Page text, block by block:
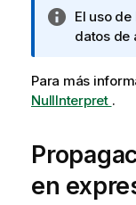
N
o
a
i
o
m
El uso de
datos de
Para más
NullInterpret .
en